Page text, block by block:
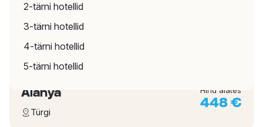
2-tärni hotellid
3-tärni hotellid
4-tärni hotellid
5-tärni hotellid
Kemer
Türgi
Alanya
Türgi
Hind alates
448 €